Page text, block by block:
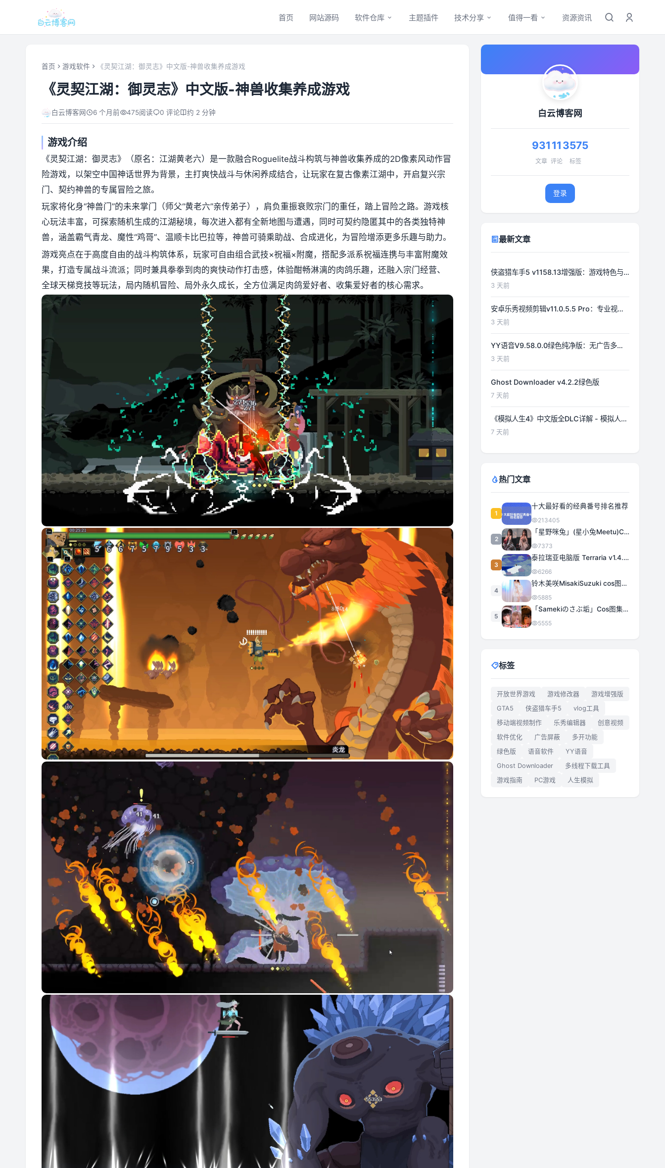
首页 网站源码 软件仓库 主题插件 技术分享 值得一看 资源资讯
首页 游戏软件 《灵契江湖：御灵志》中文版-神兽收集养成游戏
《灵契江湖：御灵志》中文版-神兽收集养成游戏
白云博客网 6 个月前 475阅读 0 评论 约 2 分钟
游戏介绍
《灵契江湖：御灵志》（原名：江湖黄老六）是一款融合Roguelite战斗构筑与神兽收集养成的2D像素风动作冒
险游戏，以架空中国神话世界为背景，主打爽快战斗与休闲养成结合，让玩家在复古像素江湖中，开启复兴宗
门、契约神兽的专属冒险之旅。
玩家将化身“神兽门”的未来掌门（师父“黄老六”亲传弟子），肩负重振衰败宗门的重任，踏上冒险之路。游戏核
心玩法丰富，可探索随机生成的江湖秘境，每次进入都有全新地图与遭遇，同时可契约隐匿其中的各类独特神
兽，涵盖霸气青龙、魔性“鸡哥”、温顺卡比巴拉等，神兽可骑乘助战、合成进化，为冒险增添更多乐趣与助力。
游戏亮点在于高度自由的战斗构筑体系，玩家可自由组合武技×祝福×附魔，搭配多派系祝福连携与丰富附魔效
果，打造专属战斗流派；同时兼具拳拳到肉的爽快动作打击感，体验酣畅淋漓的肉鸽乐趣，还融入宗门经营、
全球天梯竞技等玩法，局内随机冒险、局外永久成长，全方位满足肉鸽爱好者、收集爱好者的核心需求。
白云博客网
931
文章
11
评论
3575
标签
登录
最新文章
侠盗猎车手5 v1158.13增强版：游戏特色与
功能详解
3 天前
安卓乐秀视频剪辑v11.0.5.5 Pro：专业视频
编辑工具详解
3 天前
YY语音V9.58.0.0绿色纯净版：无广告多开
体验优化
3 天前
Ghost Downloader v4.2.2绿色版
7 天前
《模拟人生4》中文版全DLC详解 - 模拟人生
游戏指南
7 天前
热门文章
1
十大最好看的经典番号排名推荐
213405
2
「星野咪兔」(星小兔Meetu)COS图集全部作品合集 [持续更新]
7373
3
泰拉瑞亚电脑版 Terraria v1.4.5.3 豪华中文 | 全DLC|解压即撸
6266
4
铃木美咲MisakiSuzuki cos图集合集打包下载 363套日系治愈女神精选
5885
5
「Samekiのさぶ垢」Cos图集全部作品作品合集[持续更新] 甜美与性感的完美融合
5555
标签
开放世界游戏 游戏修改器
游戏增强版
GTA5
侠盗猎车手5
vlog工具
移动端视频制作
乐秀编辑器
创意视频
软件优化
广告屏蔽
多开功能
绿色版
语音软件
YY语音
Ghost Downloader
多线程下载工具
游戏指南
PC游戏 人生模拟